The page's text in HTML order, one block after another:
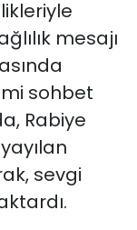
mesajı
sohbet
Rabiye
sevgi